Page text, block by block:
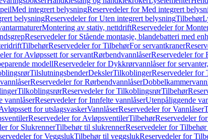
Med integrert belysningReservedeler for Med integrert
belysningReservedeler for Uten integrert belysningTilbehør
Montering av stativ, nettdriftReservedeler for
Reservedeler for Stående montasje, blandebatteri med
TilbehørReservedeler for TilbehørFor servantkraner
for Avløpssett for servantRørbendvannlåserReservedeler for
modellReservedeler for Dykkrørvannlåser for
TilslutningsbenderDekslerTilkoblingerReservedeler for
Reservedeler for Rørbendvannlåser
TilkoblingsrørReservedeler for TilkoblingsrørTilbehør
vannlåserReservedeler for Innfelte vannlåserUtenpåliggende
for utslagsvaskerVannlåserReservedeler for Vannlåser
Reservedeler for AvløpsventilerTilbehørReservedeler
for SlukrennerTilbehør til slukrennerReservedeler for
for VeggslukTilbehør til veggslukReservedeler for